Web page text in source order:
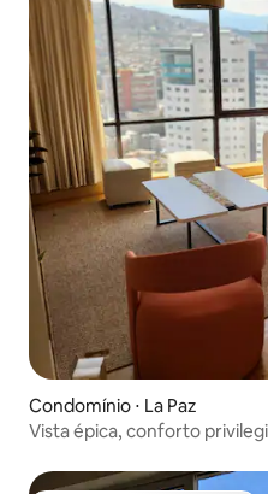
Condomínio ⋅ La Paz
Vista épica, conforto